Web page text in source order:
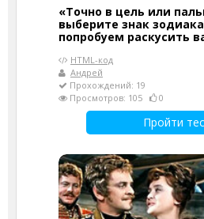
«Точно в цель или
выберите знак
попробуем раскусить
HTML-код
Андрей
Прохождений: 19
Просмотров: 105
0
Пройти